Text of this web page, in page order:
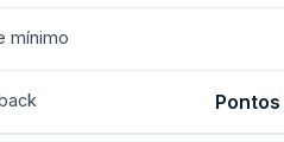
mínimo